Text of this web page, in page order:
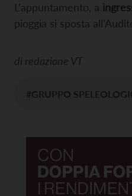
L’appuntamento, a
pioggia si sposta
di redazione VT
#GRUPPO